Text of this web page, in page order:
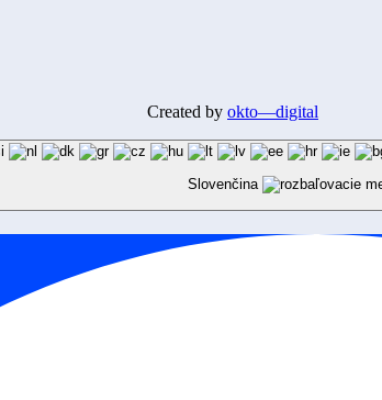
Created by okto—digital
Slovenčina